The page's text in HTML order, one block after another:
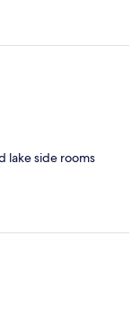
lake side rooms